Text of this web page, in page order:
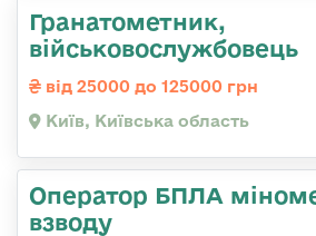
Гранатометник,
військовослужбовець
від 25000 до 125000 грн
Київ, Київська область
Оператор БПЛА
взводу